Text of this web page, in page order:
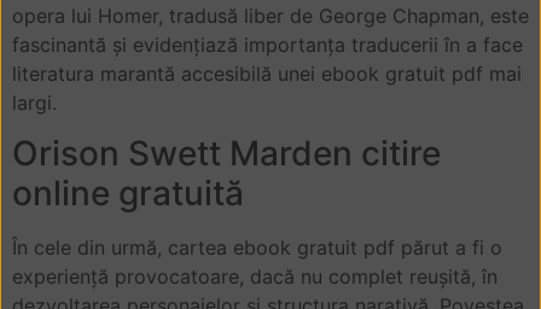
opera lui Homer, tradusă liber de George Chapman, este
fascinantă și evidențiază importanța traducerii în a face
literatura marantă accesibilă unei ebook gratuit pdf mai
largi.
Orison Swett Marden citire
online gratuită
În cele din urmă, cartea ebook gratuit pdf părut a fi o
experiență provocatoare, dacă nu complet reușită, în